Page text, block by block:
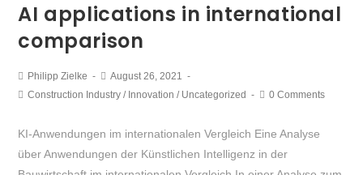
AI applications in international
comparison
Philipp Zielke
August 26, 2021
Construction Industry / Innovation / Uncategorized 0 Comments
KI-Anwendungen im internationalen Vergleich Eine Analyse
über Anwendungen der Künstlichen Intelligenz in der